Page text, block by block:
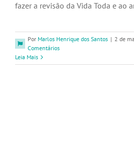
fazer a revisão da Vida Toda e ao
Por Marlos Henrique dos Santos | 2 de
Comentários
Leia Mais